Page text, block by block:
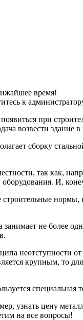
время!
к
при
возвести здание
сборку
так как,
И,
нормы,
не более
неотступности
крупным, то
специальная
узнать цену
на все вопросы!